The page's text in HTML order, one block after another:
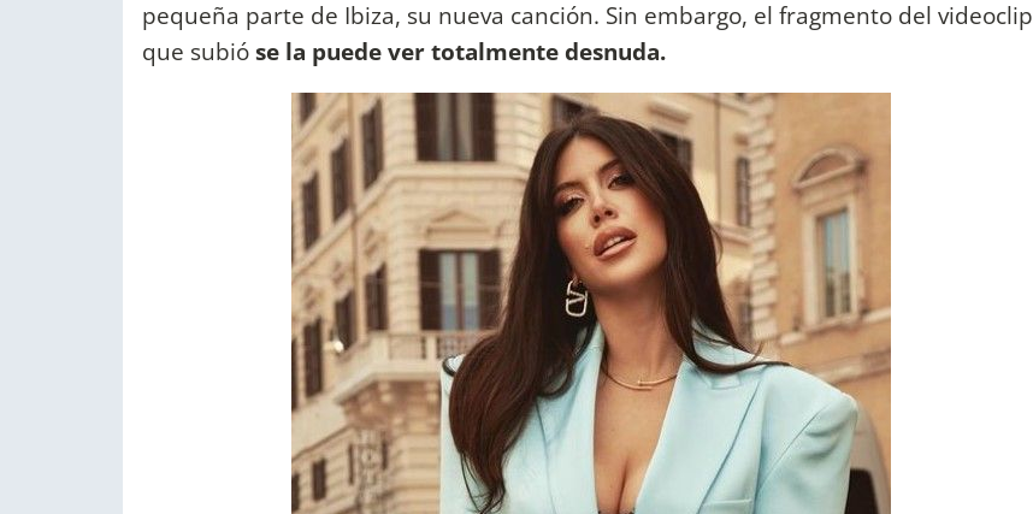
pequeña parte de Ibiza, su nueva canción. Sin embargo, el fragmento del videoclip
que subióse la puede ver totalmente desnuda.